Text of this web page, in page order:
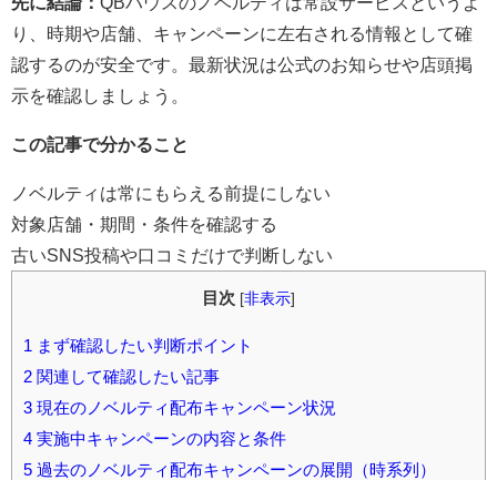
り、時期や店舗、キャンペーンに左右される情報として確
認するのが安全です。最新状況は公式のお知らせや店頭掲
示を確認しましょう。
この記事で分かること
ノベルティは常にもらえる前提にしない
対象店舗・期間・条件を確認する
古いSNS投稿や口コミだけで判断しない
目次 [非表示]
1
まず確認したい判断ポイント
2 関連して確認したい記事
3 現在のノベルティ配布キャンペーン状況
4 実施中キャンペーンの内容と条件
5 過去のノベルティ配布キャンペーンの展開（時系列）